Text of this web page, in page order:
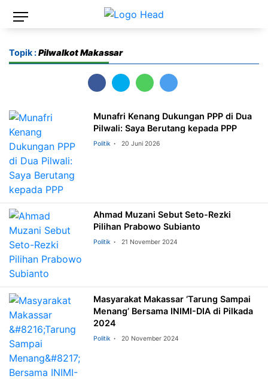
Topik :Pilwalkot Makassar
Munafri Kenang Dukungan PPP di Dua
Pilwali: Saya Berutang kepada PPP
Politik 20 Juni 2026
Ahmad Muzani Sebut Seto-Rezki
Pilihan Prabowo Subianto
Politik 21 November 2024
Masyarakat Makassar ‘Tarung Sampai
Menang’ Bersama INIMI-DIA di Pilkada
2024
Politik 20 November 2024